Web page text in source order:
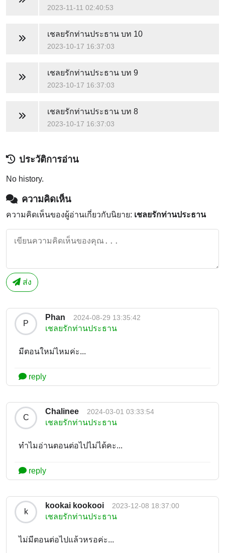
2023-11-11 02:40:53
เชลยรักท่านประธานบท 10
2023-10-17 16:37:03
เชลยรักท่านประธานบท 9
2023-10-17 16:37:03
เชลยรักท่านประธานบท 8
2023-10-17 16:37:03
ประวัติการอ่าน
No history.
ความคิดเห็น
ความคิดเห็นของผู้อ่านเกี่ยวกับนิยาย: เชลยรักท่านประธาน
ส่ง
P
Phan 2024-08-29 13:35:42
เชลยรักท่านประธาน
มีตอนใหม่ไหมค่ะ...
reply
C
Chalinee 2024-03-01 03:33:54
เชลยรักท่านประธาน
ทำไมอ่านตอนต่อไปไม่ได้คะ...
reply
k
kookai kookooi 2023-12-08 18:37:00
เชลยรักท่านประธาน
ไม่มีตอนต่อไปแล้วหรอค่ะ...